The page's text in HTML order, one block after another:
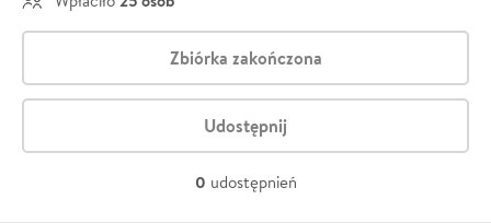
Zbiórka zakończona
Udostępnij
0 udostępnień